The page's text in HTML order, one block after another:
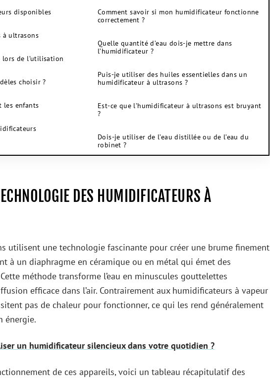
disponibles
à ultrasons
lors de l’utilisation
choisir ?
les enfants
Comment savoir si mon humidificateur fonctionne
correctement ?
Quelle quantité d’eau dois-je mettre dans
l’humidificateur ?
Puis-je utiliser des huiles essentielles dans un
humidificateur à ultrasons ?
Est-ce que l’humidificateur à ultrasons est bruyant
?
Dois-je utiliser de l’eau distillée ou de l’eau du
robinet ?
DES HUMIDIFICATEURS À
utilisent une technologie fascinante pour créer une brume finement
à un diaphragme en céramique ou en métal qui émet des
méthode transforme l’eau en minuscules gouttelettes
efficace dans l’air. Contrairement aux humidificateurs à vapeur
pas de chaleur pour fonctionner, ce qui les rend généralement
énergie.
un humidificateur silencieux dans votre quotidien ?
de ces appareils, voici un tableau récapitulatif des